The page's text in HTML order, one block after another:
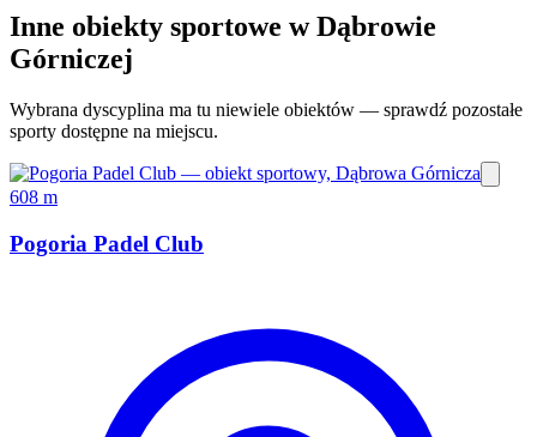
Inne obiekty sportowe w Dąbrowie
Górniczej
Wybrana dyscyplina ma tu niewiele obiektów — sprawdź pozostałe
sporty dostępne na miejscu.
608 m
Pogoria Padel Club